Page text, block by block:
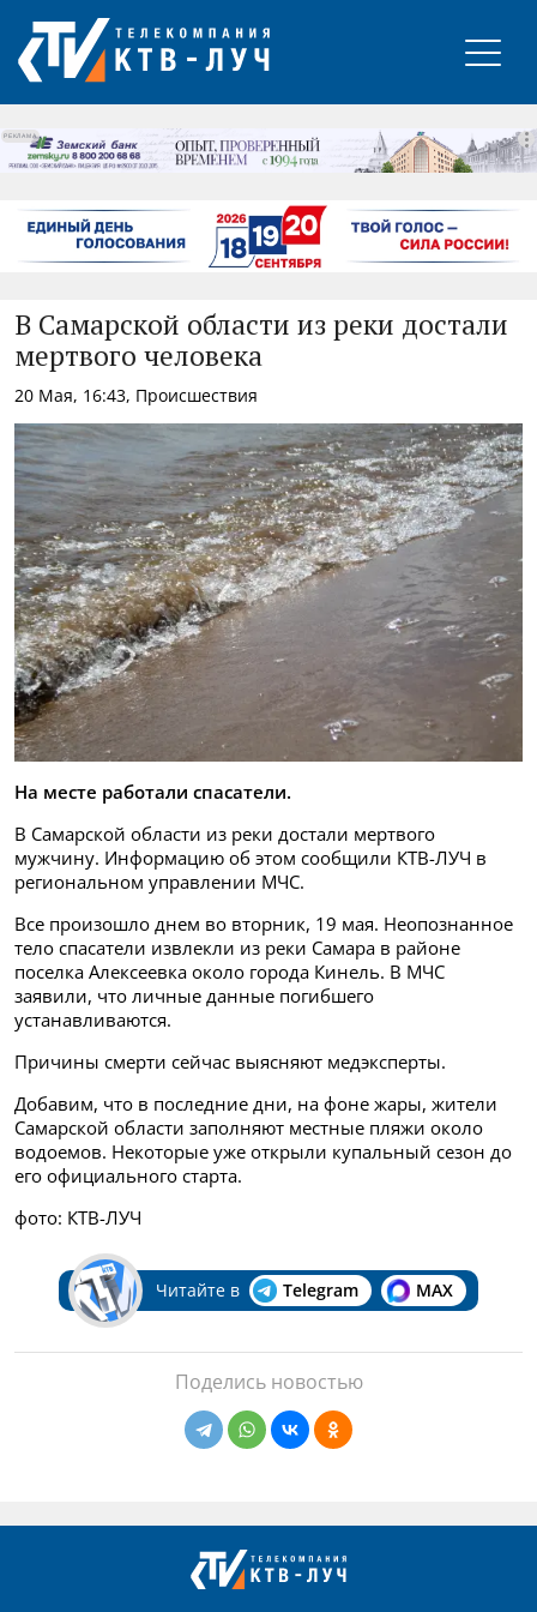
РЕКЛАМА
В Самарской области из реки достали
мертвого человека
20 Мая, 16:43, Происшествия
На месте работали спасатели.
В Самарской области из реки достали мертвого
мужчину. Информацию об этом сообщили КТВ-ЛУЧ в
региональном управлении МЧС.
Все произошло днем во вторник, 19 мая. Неопознанное
тело спасатели извлекли из реки Самара в районе
поселка Алексеевка около города Кинель. В МЧС
заявили, что личные данные погибшего
устанавливаются.
Причины смерти сейчас выясняют медэксперты.
Добавим, что в последние дни, на фоне жары, жители
Самарской области заполняют местные пляжи около
водоемов. Некоторые уже открыли купальный сезон до
его официального старта.
фото: КТВ-ЛУЧ
Читайте в Telegram MAX
Поделись новостью